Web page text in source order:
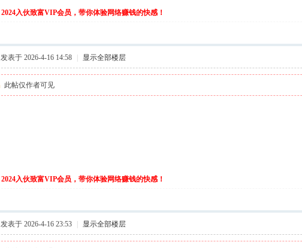
2024入伙致富VIP会员，带你体验网络赚钱的快感！
发表于 2026-4-16 14:58 显示全部楼层
此帖仅作者可见
2024入伙致富VIP会员，带你体验网络赚钱的快感！
发表于 2026-4-16 23:53 显示全部楼层